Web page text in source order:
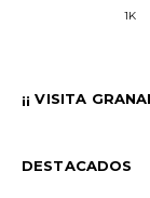
1K
¡¡ VISITA
DESTACADOS